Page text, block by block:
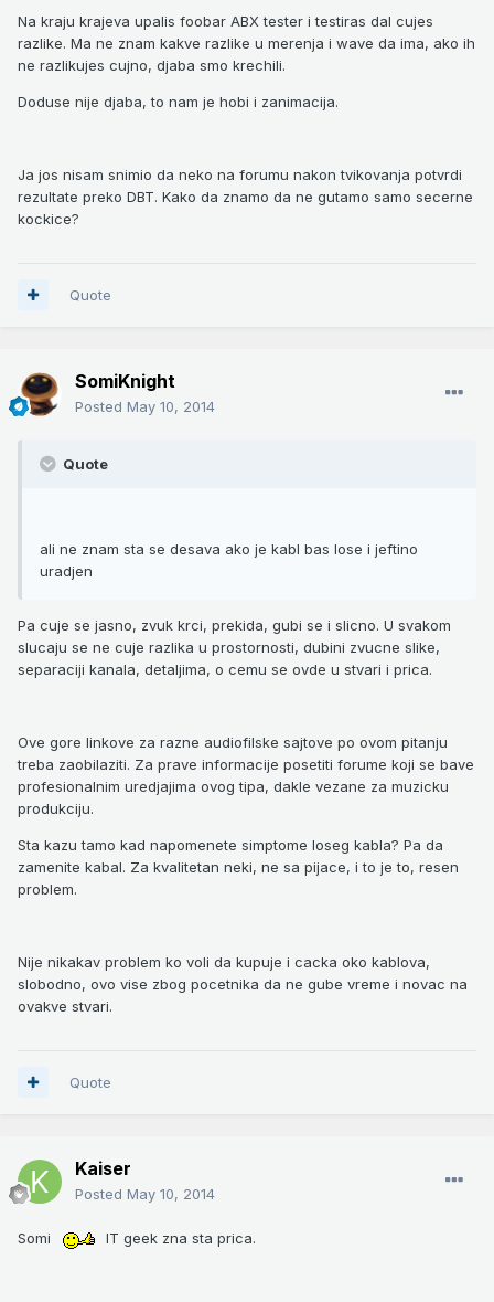
Na kraju krajeva upalis foobar ABX tester i testiras dal cujes
razlike. Ma ne znam kakve razlike u merenja i wave da ima, ako ih
ne razlikujes cujno, djaba smo krechili.
Doduse nije djaba, to nam je hobi i zanimacija.
Ja jos nisam snimio da neko na forumu nakon tvikovanja potvrdi
rezultate preko DBT. Kako da znamo da ne gutamo samo secerne
kockice?
Quote
SomiKnight
Posted May 10, 2014
Quote
ali ne znam sta se desava ako je kabl bas lose i jeftino
uradjen
Pa cuje se jasno, zvuk krci, prekida, gubi se i slicno. U svakom
slucaju se ne cuje razlika u prostornosti, dubini zvucne slike,
separaciji kanala, detaljima, o cemu se ovde u stvari i prica.
Ove gore linkove za razne audiofilske sajtove po ovom pitanju
treba zaobilaziti. Za prave informacije posetiti forume koji se bave
profesionalnim uredjajima ovog tipa, dakle vezane za muzicku
produkciju.
Sta kazu tamo kad napomenete simptome loseg kabla? Pa da
zamenite kabal. Za kvalitetan neki, ne sa pijace, i to je to, resen
problem.
Nije nikakav problem ko voli da kupuje i cacka oko kablova,
slobodno, ovo vise zbog pocetnika da ne gube vreme i novac na
ovakve stvari.
Quote
Kaiser
Posted May 10, 2014
Somi IT geek zna sta prica.